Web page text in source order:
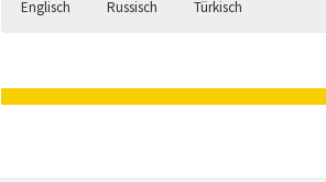
Englisch Russisch Türkisch
Sie wollen englisch sprachige Sender
richtigen Hardware und dem passenden
Sie möchten russische oder z.B.
Satelliten ausgestrahlt? Kein Problem, mit
Sie wollen gerne türkische Programme
Unsere Techniker beraten Sie gerne über